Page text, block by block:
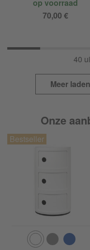
op voorraad
70,00 €
40
Meer laden
Onze